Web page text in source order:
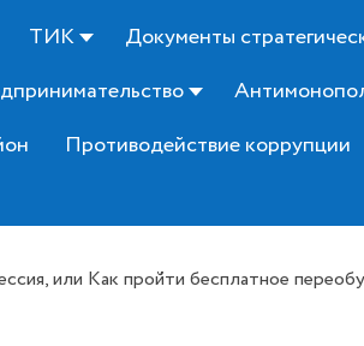
ТИК
Документы
Противодействие коррупции
или Как пройти бесплатное